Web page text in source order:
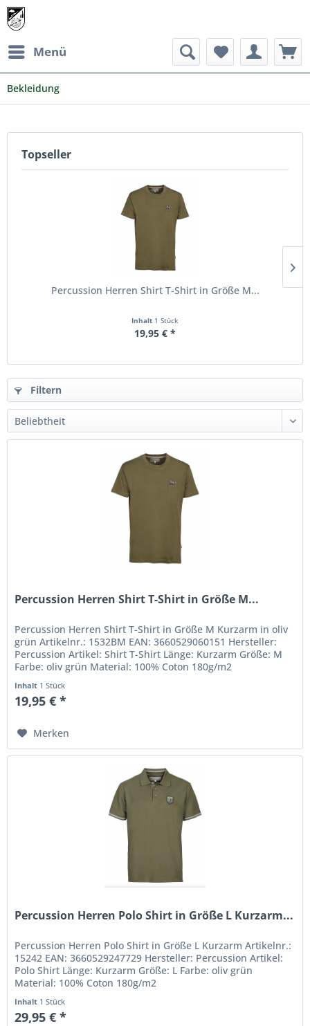
Menü
Bekleidung
Topseller
Percussion Herren Shirt T-Shirt in Größe M...
Inhalt 1 Stück
19,95 € *
Filtern
Percussion Herren Shirt T-Shirt in Größe M...
Percussion Herren Shirt T-Shirt in Größe M Kurzarm in oliv
grün Artikelnr.: 1532BM EAN: 3660529060151 Hersteller:
Percussion Artikel: Shirt T-Shirt Länge: Kurzarm Größe: M
Farbe: oliv grün Material: 100% Coton 180g/m2
Inhalt 1 Stück
19,95 € *
Merken
Percussion Herren Polo Shirt in Größe L Kurzarm...
Percussion Herren Polo Shirt in Größe L Kurzarm Artikelnr.:
15242 EAN: 3660529247729 Hersteller: Percussion Artikel:
Polo Shirt Länge: Kurzarm Größe: L Farbe: oliv grün
Material: 100% Coton 180g/m2
Inhalt 1 Stück
29,95 € *